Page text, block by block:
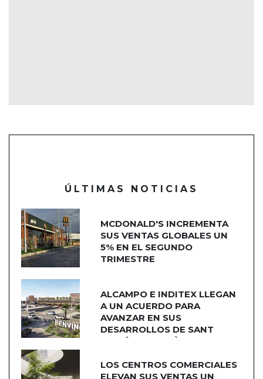
ÚLTIMAS NOTICIAS
MCDONALD'S INCREMENTA
SUS VENTAS GLOBALES UN
5% EN EL SEGUNDO
TRIMESTRE
ALCAMPO E INDITEX LLEGAN
A UN ACUERDO PARA
AVANZAR EN SUS
DESARROLLOS DE SANT
ADRIÁN DE BESÒS
LOS CENTROS COMERCIALES
ELEVAN SUS VENTAS UN